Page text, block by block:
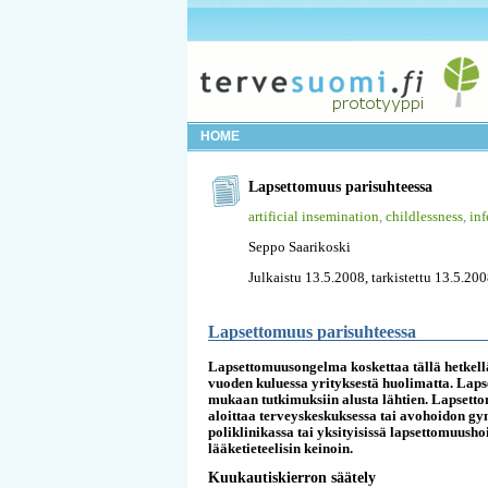
HOME
Lapsettomuus parisuhteessa
artificial insemination childlessness
Seppo Saarikoski
Julkaistu 13.5.2008, tarkistettu
Lapsettomuus parisuhteessa
Lapsettomuusongelma koskettaa tällä
vuoden kuluessa yrityksestä huolimatta.
mukaan tutkimuksiin alusta lähtien.
aloittaa terveyskeskuksessa tai avohoidon
poliklinikassa tai yksityisissä
lääketieteelisin keinoin.
Kuukautiskierron säätely